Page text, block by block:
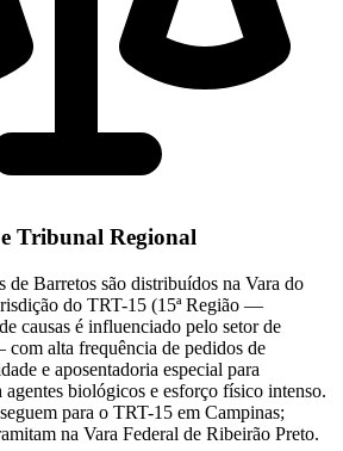
Tribunal Regional
de Barretos são distribuídos na Vara do
do TRT-15 (15ª Região —
causas é influenciado pelo setor de
alta frequência de pedidos de
e aposentadoria especial para
agentes biológicos e esforço físico intenso.
para o TRT-15 em Campinas;
na Vara Federal de Ribeirão Preto.